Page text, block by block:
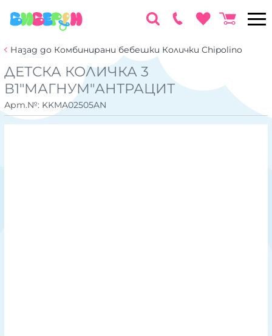
Назад до Комбинирани бебешки Колички Chipolino
ДЕТСКА КОЛИЧКА 3
В1"МАГНУМ"АНТРАЦИТ
Арт.№: KKMA02505AN